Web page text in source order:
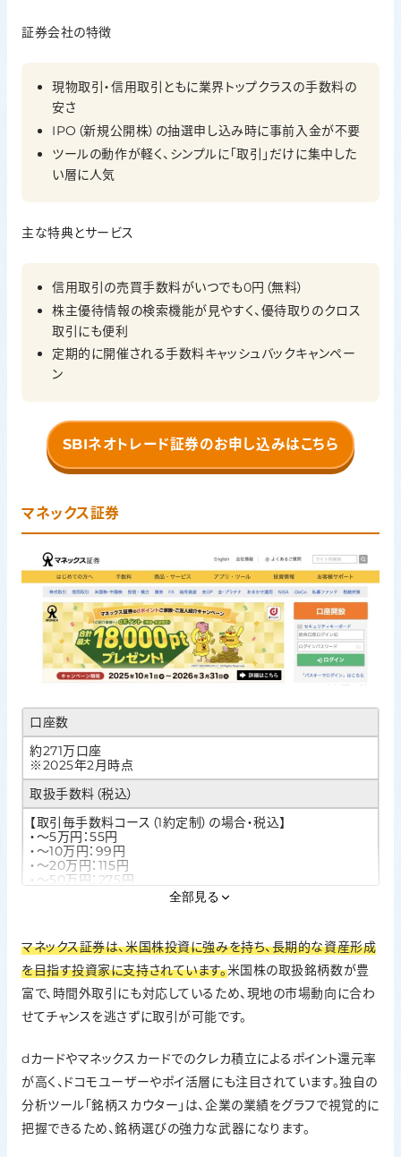
ポイント投資
証券会社の特徴
現物取引・信用取引ともに業界トップクラスの手数料の
安さ
IPO（新規公開株）の抽選申し込み時に事前入金が不要
ツールの動作が軽く、シンプルに「取引」だけに集中した
い層に人気
主な特典とサービス
信用取引の売買手数料がいつでも0円（無料）
株主優待情報の検索機能が見やすく、優待取りのクロス
取引にも便利
定期的に開催される手数料キャッシュバックキャンペー
ン
SBIネオトレード証券のお申し込みはこちら
マネックス証券
口座数
約271万口座
※2025年2月時点
取扱手数料（税込）
【取引毎手数料コース（1約定制）の場合・税込】
・～5万円：55円
・～10万円：99円
・～20万円：115円
・～50万円：275円
・3,000万円超：1,070円
新NISAの取扱
○
IPO実績
43社 （2025年）
投資信託の銘柄数
1,860本（2026年1月20日時点）
外国株の取扱
全部見る
マネックス証券は、米国株投資に強みを持ち、長期的な資産形成
を目指す投資家に支持されています。米国株の取扱銘柄数が豊
富で、時間外取引にも対応しているため、現地の市場動向に合わ
せてチャンスを逃さずに取引が可能です。
dカードやマネックスカードでのクレカ積立によるポイント還元率
が高く、ドコモユーザーやポイ活層にも注目されています。独自の
分析ツール「銘柄スカウター」は、企業の業績をグラフで視覚的に
把握できるため、銘柄選びの強力な武器になります。